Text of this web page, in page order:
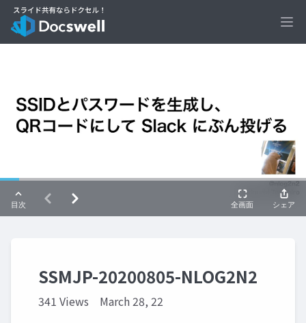
SSMJP-20200805-NLOG2N2
341 Views March 28, 22